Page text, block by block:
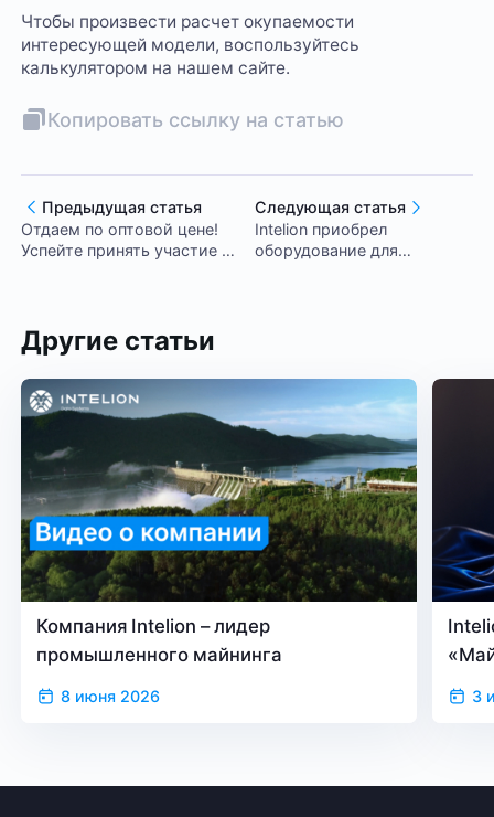
Чтобы произвести расчет окупаемости
интересующей модели, воспользуйтесь
калькулятором на нашем сайте.
Копировать ссылку на статью
Предыдущая статья
Отдаем по оптовой цене!
Успейте принять участие в
Следующая статья
Intelion приобрел
оборудование для
Другие статьи
Компания Intelion – лидер
промышленного майнинга
8 июня 2026 3